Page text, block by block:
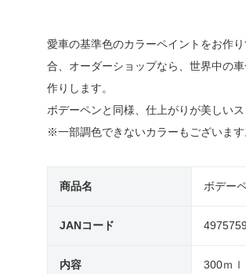
愛車の基準色のカラーペイントをお作
合、オーダーショップなら、世界中の
作りします。
ボデーペンと同様、仕上がりが美しい
※一部調色できないカラーもございます
商品名 ボデー
JANコード
内容 300ｍｌ